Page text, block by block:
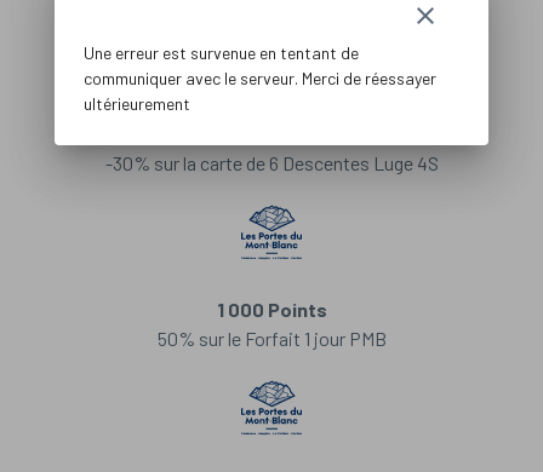
-30% sur la carte de 6 Descentes Luge 4S
1 000 Points
50% sur le Forfait 1 jour PMB
clear
Une erreur est survenue en tentant de
communiquer avec le serveur. Merci de réessayer
ultérieurement